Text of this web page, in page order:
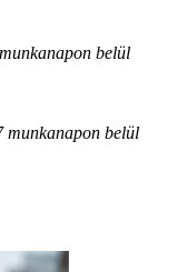
belül
munkanapon belül